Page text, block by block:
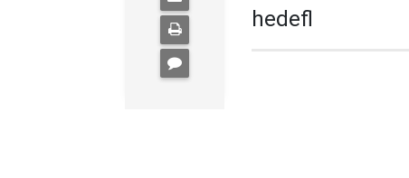
hedefl